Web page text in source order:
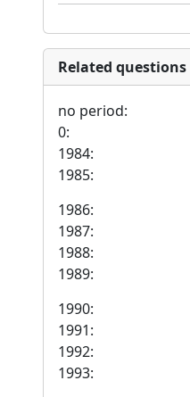
Related questions
no period:
0:
1984:
1985:
1986:
1987:
1988:
1989:
1990:
1991:
1992:
1993: